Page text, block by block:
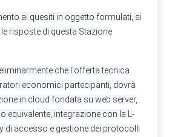
ai quesiti in oggetto formulati, si
risposte di questa Stazione
che l'offerta tecnica
economici partecipanti, dovrà
in cloud fondata su web server,
equivalente, integrazione con la L-
di accesso e gestione dei protocolli